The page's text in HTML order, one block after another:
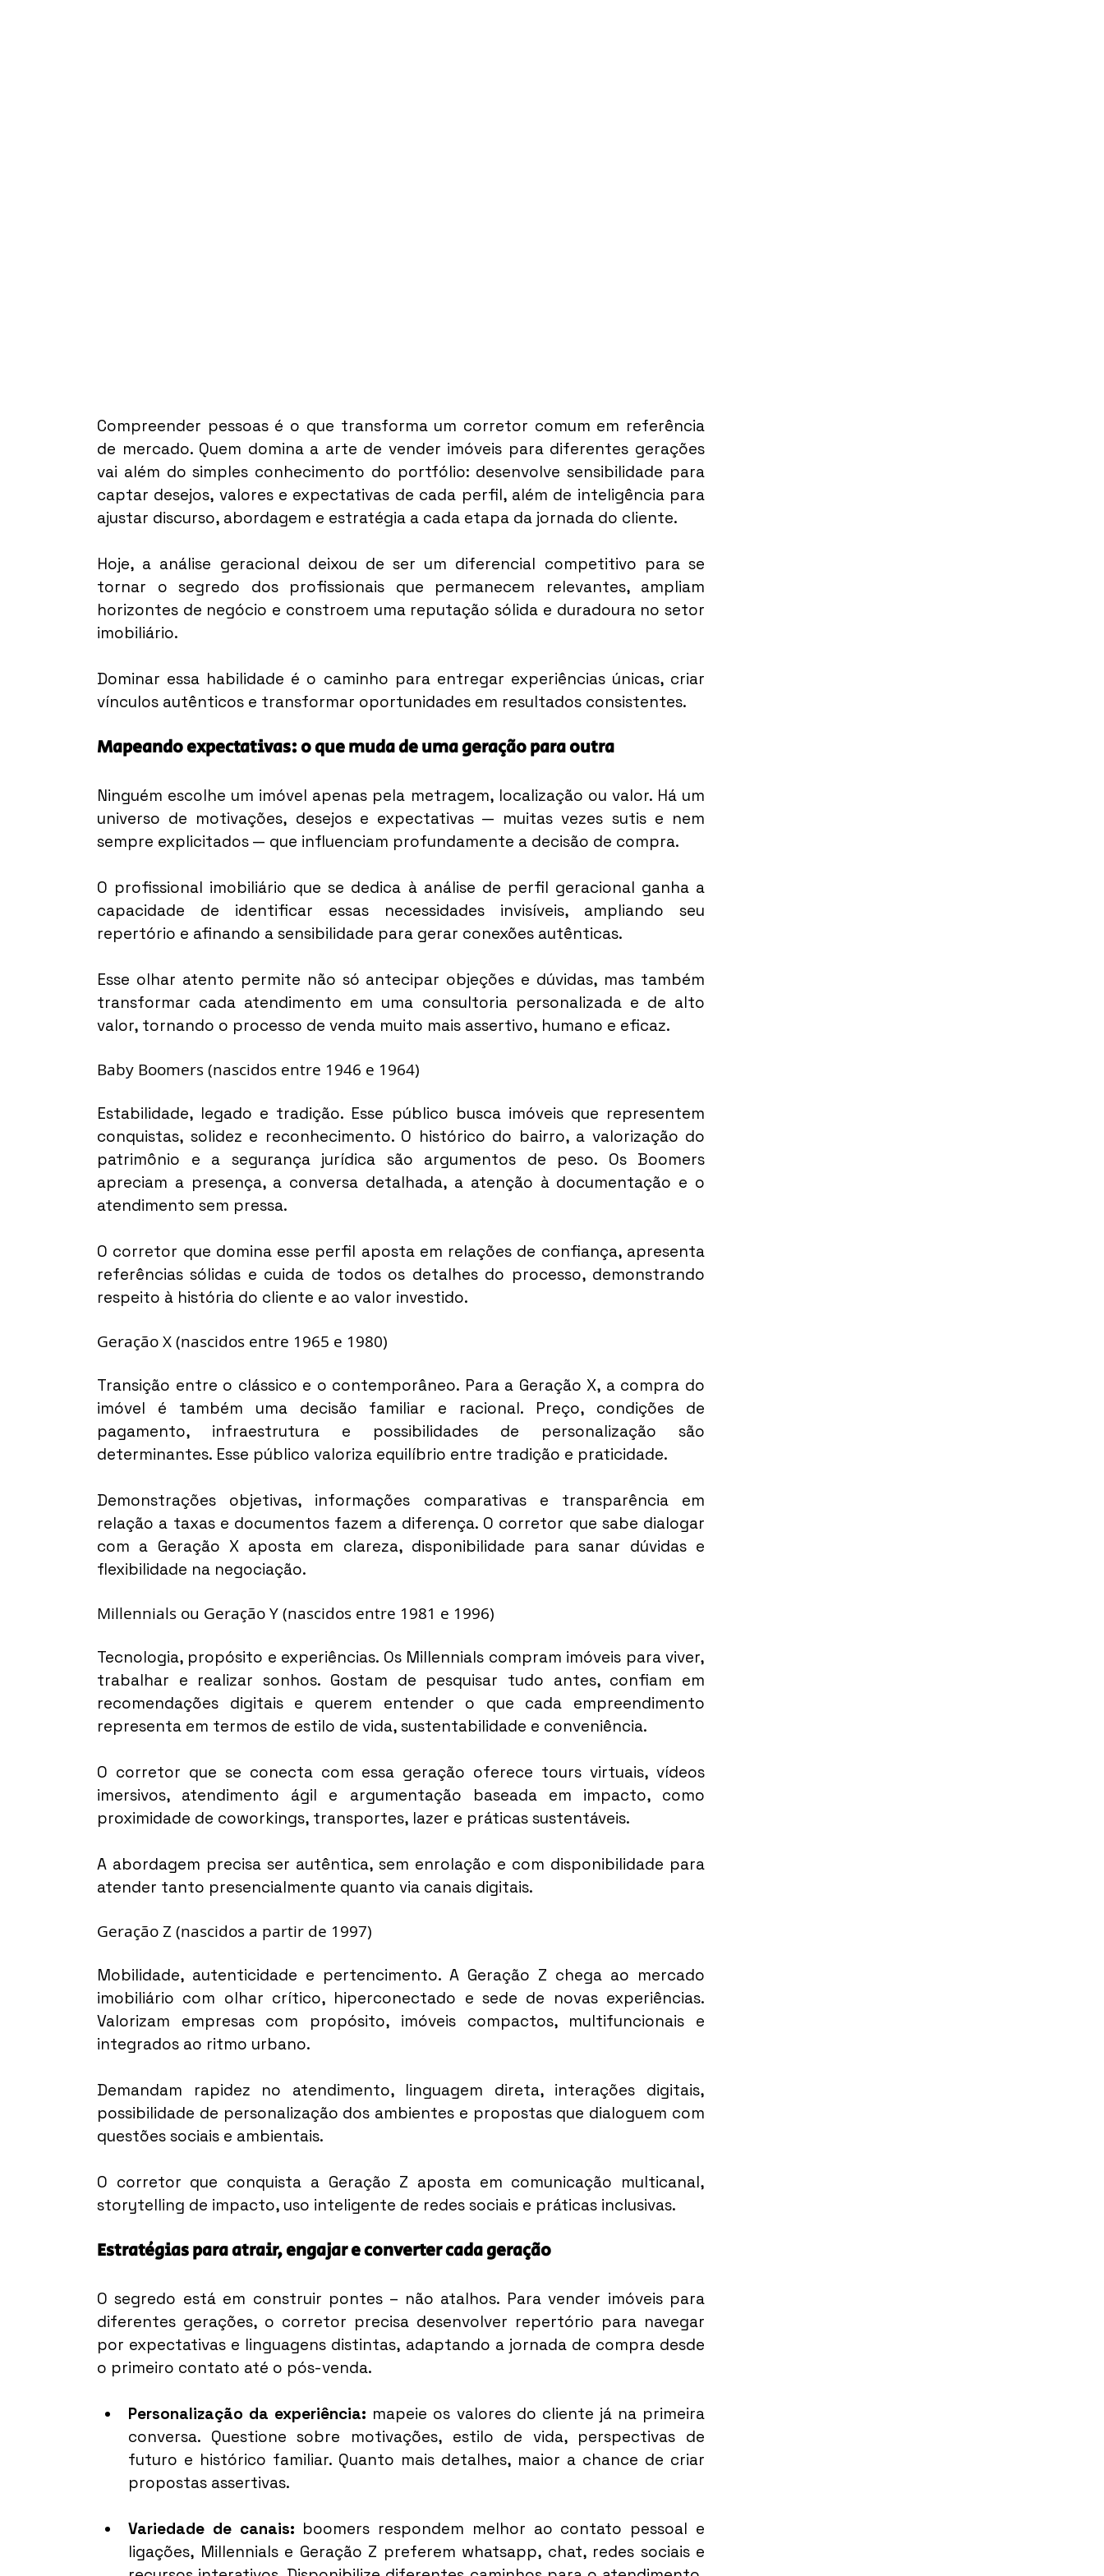
Compreender pessoas é o que transforma um corretor comum em referência
de mercado. Quem domina a arte de vender imóveis para diferentes gerações
vai além do simples conhecimento do portfólio: desenvolve sensibilidade para
captar desejos, valores e expectativas de cada perfil, além de inteligência para
ajustar discurso, abordagem e estratégia a cada etapa da jornada do cliente.
Hoje, a análise geracional deixou de ser um diferencial competitivo para se
tornar o segredo dos profissionais que permanecem relevantes, ampliam
horizontes de negócio e constroem uma reputação sólida e duradoura no setor
imobiliário.
Dominar essa habilidade é o caminho para entregar experiências únicas, criar
vínculos autênticos e transformar oportunidades em resultados consistentes.
Mapeando expectativas: o que muda de uma geração para outra
Ninguém escolhe um imóvel apenas pela metragem, localização ou valor. Há um
universo de motivações, desejos e expectativas — muitas vezes sutis e nem
sempre explicitados — que influenciam profundamente a decisão de compra.
O profissional imobiliário que se dedica à análise de perfil geracional ganha a
capacidade de identificar essas necessidades invisíveis, ampliando seu
repertório e afinando a sensibilidade para gerar conexões autênticas.
Esse olhar atento permite não só antecipar objeções e dúvidas, mas também
transformar cada atendimento em uma consultoria personalizada e de alto
valor, tornando o processo de venda muito mais assertivo, humano e eficaz.
Baby Boomers (nascidos entre 1946 e 1964)
Estabilidade, legado e tradição. Esse público busca imóveis que representem
conquistas, solidez e reconhecimento. O histórico do bairro, a valorização do
patrimônio e a segurança jurídica são argumentos de peso. Os Boomers
apreciam a presença, a conversa detalhada, a atenção à documentação e o
atendimento sem pressa.
O corretor que domina esse perfil aposta em relações de confiança, apresenta
referências sólidas e cuida de todos os detalhes do processo, demonstrando
respeito à história do cliente e ao valor investido.
Geração X (nascidos entre 1965 e 1980)
Transição entre o clássico e o contemporâneo. Para a Geração X, a compra do
imóvel é também uma decisão familiar e racional. Preço, condições de
pagamento, infraestrutura e possibilidades de personalização são
determinantes. Esse público valoriza equilíbrio entre tradição e praticidade.
Demonstrações objetivas, informações comparativas e transparência em
relação a taxas e documentos fazem a diferença. O corretor que sabe dialogar
com a Geração X aposta em clareza, disponibilidade para sanar dúvidas e
flexibilidade na negociação.
Millennials ou Geração Y (nascidos entre 1981 e 1996)
Tecnologia, propósito e experiências. Os Millennials compram imóveis para viver,
trabalhar e realizar sonhos. Gostam de pesquisar tudo antes, confiam em
recomendações digitais e querem entender o que cada empreendimento
representa em termos de estilo de vida, sustentabilidade e conveniência.
O corretor que se conecta com essa geração oferece tours virtuais, vídeos
imersivos, atendimento ágil e argumentação baseada em impacto, como
proximidade de coworkings, transportes, lazer e práticas sustentáveis.
A abordagem precisa ser autêntica, sem enrolação e com disponibilidade para
atender tanto presencialmente quanto via canais digitais.
Geração Z (nascidos a partir de 1997)
Mobilidade, autenticidade e pertencimento. A Geração Z chega ao mercado
imobiliário com olhar crítico, hiperconectado e sede de novas experiências.
Valorizam empresas com propósito, imóveis compactos, multifuncionais e
integrados ao ritmo urbano.
Demandam rapidez no atendimento, linguagem direta, interações digitais,
possibilidade de personalização dos ambientes e propostas que dialoguem com
questões sociais e ambientais.
O corretor que conquista a Geração Z aposta em comunicação multicanal,
storytelling de impacto, uso inteligente de redes sociais e práticas inclusivas.
Estratégias para atrair, engajar e converter cada geração
O segredo está em construir pontes – não atalhos. Para vender imóveis para
diferentes gerações, o corretor precisa desenvolver repertório para navegar
por expectativas e linguagens distintas, adaptando a jornada de compra desde
o primeiro contato até o pós-venda.
Personalização da experiência: mapeie os valores do cliente já na primeira
conversa. Questione sobre motivações, estilo de vida, perspectivas de
futuro e histórico familiar. Quanto mais detalhes, maior a chance de criar
propostas assertivas.
Variedade de canais: boomers respondem melhor ao contato pessoal e
ligações, Millennials e Geração Z preferem whatsapp, chat, redes sociais e